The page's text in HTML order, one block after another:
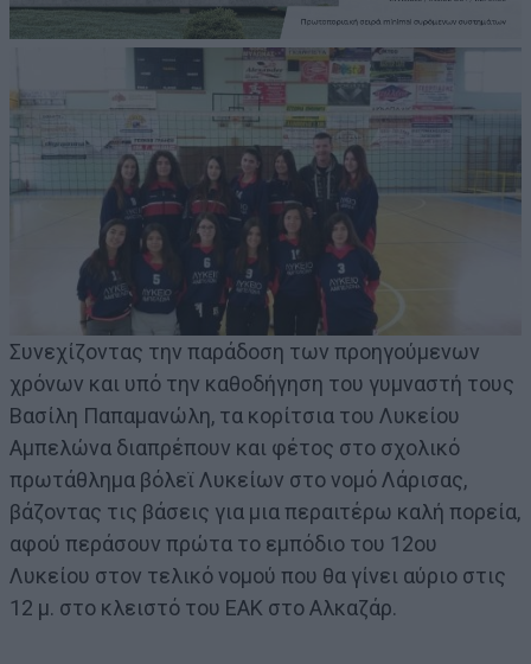
Συνεχίζοντας την παράδοση των προηγούμενων
χρόνων και υπό την καθοδήγηση του γυμναστή τους
Βασίλη Παπαμανώλη, τα κορίτσια του Λυκείου
Αμπελώνα διαπρέπουν και φέτος στο σχολικό
πρωτάθλημα βόλεϊ Λυκείων στο νομό Λάρισας,
βάζοντας τις βάσεις για μια περαιτέρω καλή πορεία,
αφού περάσουν πρώτα το εμπόδιο του 12ου
Λυκείου στον τελικό νομού που θα γίνει αύριο στις
12 μ. στο κλειστό του ΕΑΚ στο Αλκαζάρ.